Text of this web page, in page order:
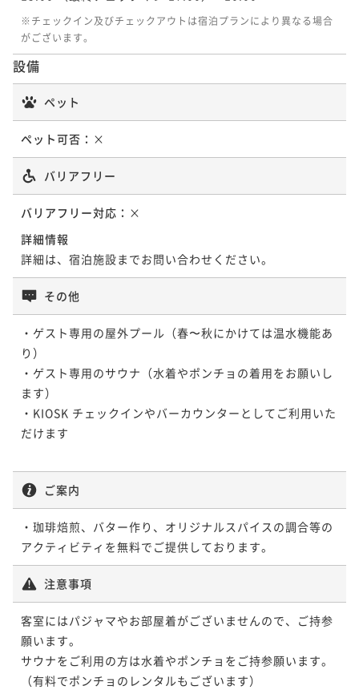
※チェックイン及びチェックアウトは宿泊プランにより異なる場合
がございます。
設備
ペット
ペット可否： ×
バリアフリー
バリアフリー対応： ×
詳細情報
詳細は、宿泊施設までお問い合わせください。
その他
・ゲスト専用の屋外プール（春〜秋にかけては温水機能あ
り）
・ゲスト専用のサウナ（水着やポンチョの着用をお願いし
ます）
・KIOSK チェックインやバーカウンターとしてご利用いた
だけます
ご案内
・珈琲焙煎、バター作り、オリジナルスパイスの調合等の
アクティビティを無料でご提供しております。
注意事項
客室にはパジャマやお部屋着がございませんので、ご持参
願います。
サウナをご利用の方は水着やポンチョをご持参願います。
（有料でポンチョのレンタルもございます）